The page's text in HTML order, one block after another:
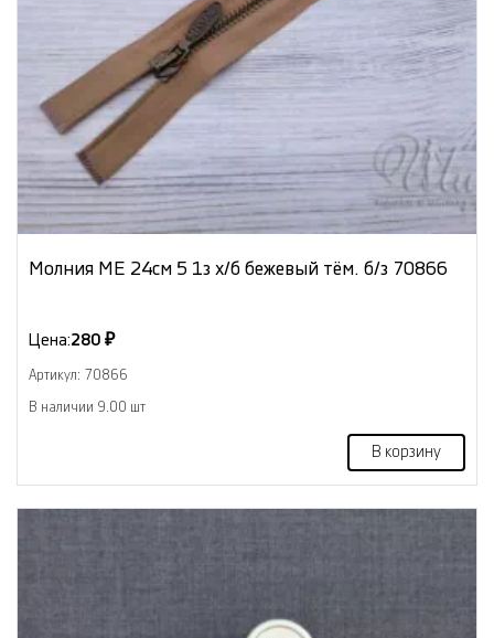
Молния МЕ 24см 5 1з х/б бежевый тём. б/з 70866
Цена:280 ₽
Артикул: 70866
В наличии 9.00 шт
В корзину